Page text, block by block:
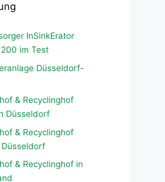
InSinkErator
im Test
Düsseldorf-
& Recyclinghof
Düsseldorf
& Recyclinghof
& Recyclinghof in